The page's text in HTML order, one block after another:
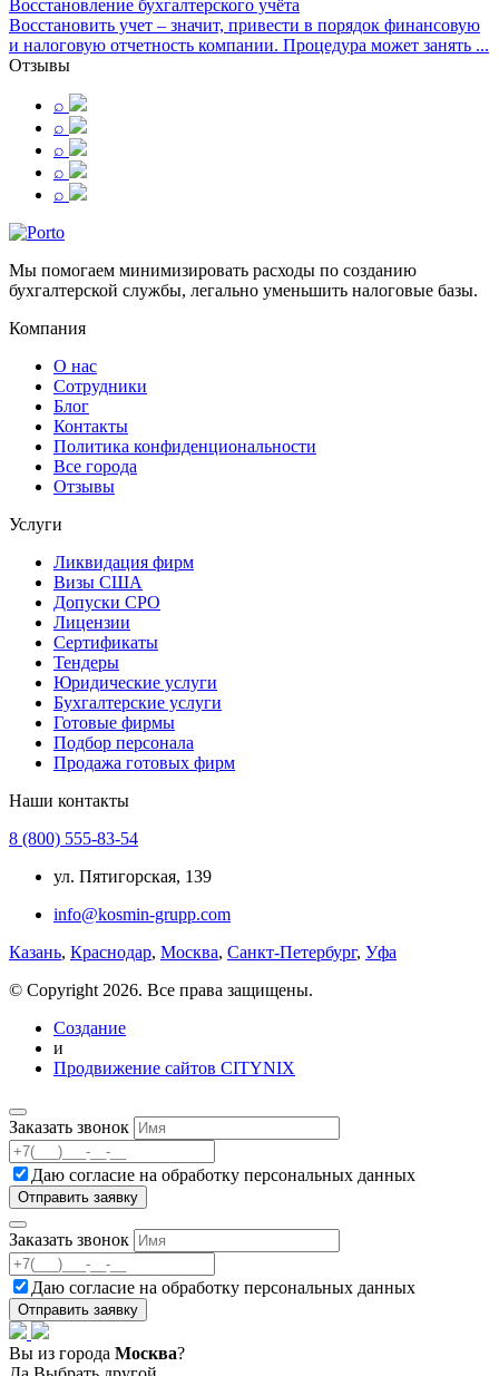
Восстановление бухгалтерского учёта
Восстановить учет – значит, привести в порядок финансовую
и налоговую отчетность компании. Процедура может занять ...
Отзывы
⌕
⌕
⌕
⌕
⌕
Мы помогаем минимизировать расходы по созданию
бухгалтерской службы, легально уменьшить налоговые базы.
Компания
О нас
Сотрудники
Блог
Контакты
Политика конфиденциональности
Все города
Отзывы
Услуги
Ликвидация фирм
Визы США
Допуски СРО
Лицензии
Сертификаты
Тендеры
Юридические услуги
Бухгалтерские услуги
Готовые фирмы
Подбор персонала
Продажа готовых фирм
Наши контакты
8 (800) 555-83-54
ул. Пятигорская, 139
info@kosmin-grupp.com
Казань, Краснодар, Москва, Санкт-Петербург, Уфа
© Copyright 2026. Все права защищены.
Создание
и
Продвижение сайтов CITYNIX
Заказать звонок
Даю согласие на обработку персональных данных
Заказать звонок
Даю согласие на обработку персональных данных
Вы из города Москва?